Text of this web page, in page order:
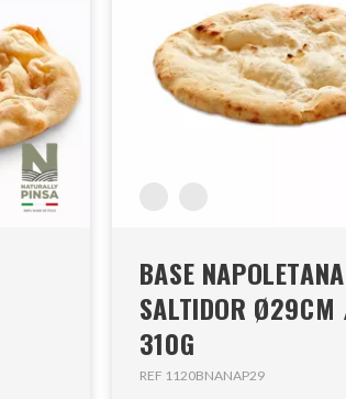
BASE
SALTIDOR
310G
REF 1120BNANAP29